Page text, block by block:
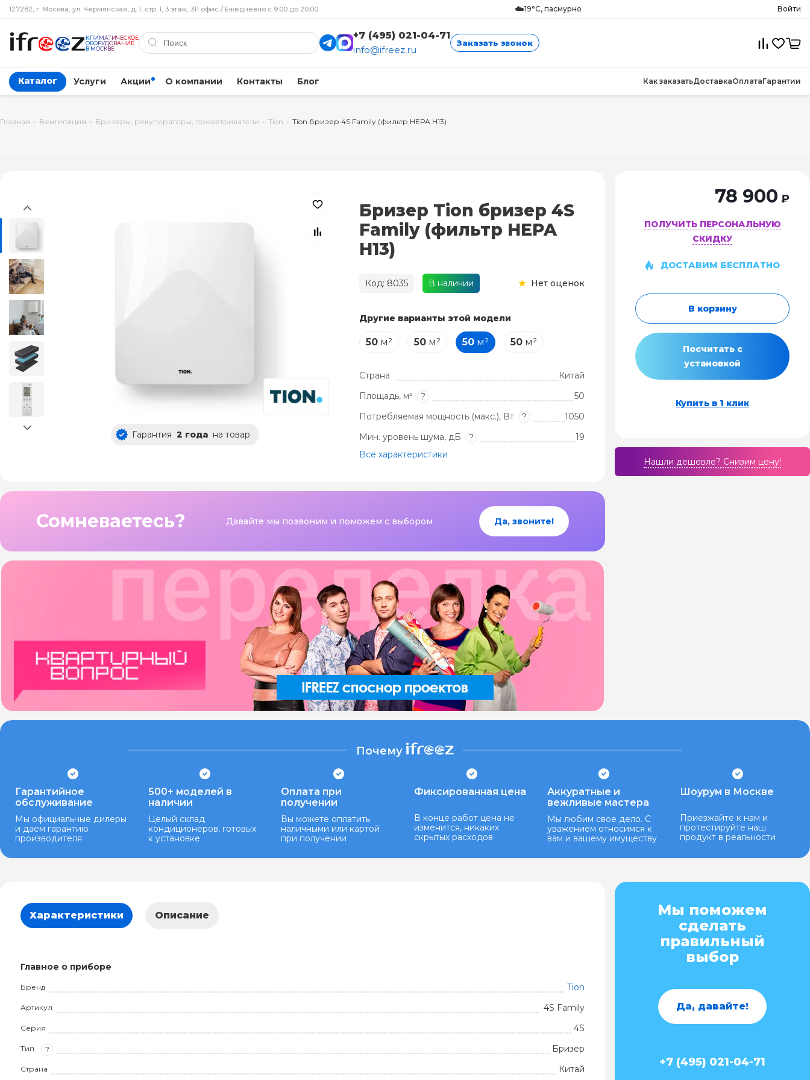
127282, г. Москва, ул. Чермянская, д. 1, стр. 1, 3 этаж, 311 офис / Ежедневно с 9:00 до 20:00 ☁️19°C, пасмурно Войти
КЛИМАТИЧЕСКОЕ
ОБОРУДОВАНИЕ
В МОСКВЕ
+7 (495) 021-04-71
info@ifreez.ru
Заказать звонок
Каталог Услуги Акции О компании Контакты Блог Как заказатьДоставкаОплатаГарантии
Главная - Вентиляция - Бризеры, рекуператоры, проветриватели - Tion - Tion бризер 4S Family (фильтр HEPA H13)
Гарантия 2 года на товар
Бризер Tion бризер 4S
Family (фильтр HEPA
H13)
Код: 8035 В наличии Нет оценок
Другие варианты этой модели
50м² 50м² 50м² 50м²
Страна
Китай
Площадь, м²
?
50
Потребляемая мощность (макс.), Вт
?
1050
Мин. уровень шума, дБ
?
19
Все характеристики
Сомневаетесь? Давайте мы позвоним и поможем с выбором Да, звоните!
78 900 ₽
ПОЛУЧИТЬ ПЕРСОНАЛЬНУЮ
СКИДКУ
ДОСТАВИМ БЕСПЛАТНО
В корзину
Посчитать с
установкой
Купить в 1 клик
Нашли дешевле? Cнизим цену!
Почему
Гарантийное
обслуживание
Мы официальные дилеры
и даем гарантию
производителя
500+ моделей в
наличии
Целый склад
кондиционеров, готовых
к установке
Оплата при
получении
Вы можете оплатить
наличными или картой
при получении
Фиксированная цена
В конце работ цена не
изменится, никаких
скрытых расходов
Аккуратные и
вежливые мастера
Мы любим свое дело. С
уважением относимся к
вам и вашему имуществу
Шоурум в Москве
Приезжайте к нам и
протестируйте наш
продукт в реальности
Характеристики Описание
Главное о приборе
Бренд Tion
Артикул 4S Family
Серия 4S
Тип ? Бризер
Страна Китай
Мы поможем
сделать
правильный
выбор
Да, давайте!
+7 (495) 021-04-71